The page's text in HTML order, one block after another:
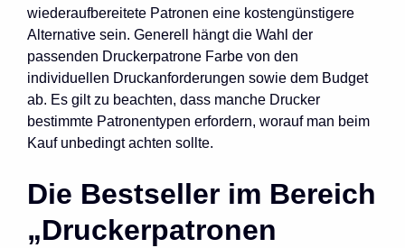
wiederaufbereitete Patronen eine kostengünstigere
Alternative sein. Generell hängt die Wahl der
passenden Druckerpatrone Farbe von den
individuellen Druckanforderungen sowie dem Budget
ab. Es gilt zu beachten, dass manche Drucker
bestimmte Patronentypen erfordern, worauf man beim
Kauf unbedingt achten sollte.
Die Bestseller im Bereich
„Druckerpatronen